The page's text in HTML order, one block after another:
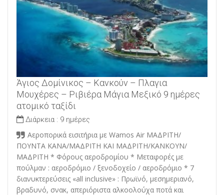
Άγιος Δομίνικος – Κανκούν – Πλαγια
Μουχέρες – Ριβιέρα Μάγια Μεξικό 9 ημέρες
ατομικό ταξίδι
Διάρκεια : 9 ημέρες
Αεροπορικά εισιτήρια με Wamos Air MAΔΡΙΤΗ/
ΠΟΥΝΤΑ ΚΑΝΑ/ΜΑΔΡΙΤΗ ΚΑΙ ΜΑΔΡΙΤΗ/ΚΑΝΚΟΥΝ/
ΜΑΔΡΙΤΗ * Φόρους αεροδρομίου * Μεταφορές με
πούλμαν : αεροδρόμιο / ξενοδοχείο / αεροδρόμιο * 7
διανυκτερεύσεις «all inclusive» : Πρωϊνό, μεσημεριανό,
βραδυνό, σνακ, απεριόριστα αλκοολούχα ποτά και